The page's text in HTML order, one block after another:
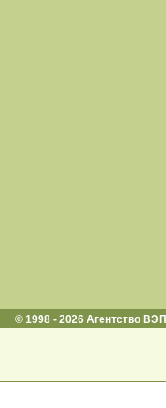
© 1998 - 2026 Агентство ВЭП